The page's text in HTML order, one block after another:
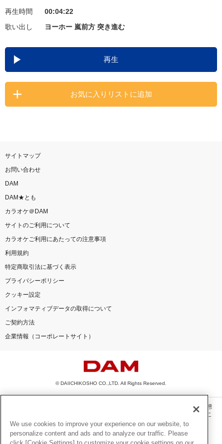
お知らせ よくあるご質問
DAMの新曲・ランキングなど
カラオケ最新情報をチェック！
再生時間
00:04:22
歌い出し
ヨーホー 嵐前方 突き進む
再生
お気に入りリストに追加
サイトマップ
お問い合わせ
DAM
DAM★とも
カラオケ＠DAM
サイトのご利用について
カラオケご利用にあたっての注意事項
利用規約
特定商取引法に基づく表示
プライバシーポリシー
クッキー設定
インフォマティブデータの取得について
ご契約方法
企業情報（コーポレートサイト）
© DAIICHIKOSHO CO.,LTD. All Rights Reserved.
このサイトに掲載されている一切の文章・画像・写真・動画・音声等を、手段や形態
を問わず、著作権法の定める範囲を超えて無断で複製、転載、ファイル化などするこ
とを禁じます。
楽曲及びコンテンツは、機種によりご利用いただけない場合があります。
We use cookies to improve your experience on our website, to
personalize content and ads and to analyze our traffic. Please